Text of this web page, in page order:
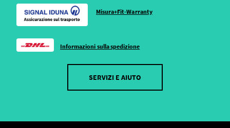
Misura+Fit-Warranty
Informazioni sulla spedizione
SERVIZI E AIUTO